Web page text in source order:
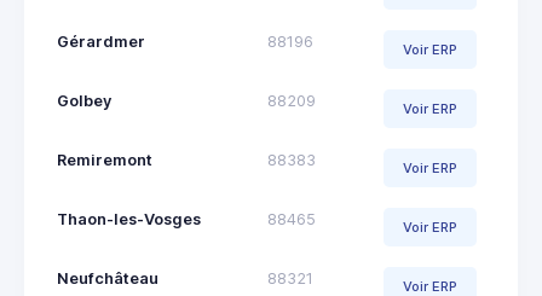
Gérardmer 88196 Voir ERP
Golbey 88209 Voir ERP
Remiremont 88383 Voir ERP
Thaon-les-Vosges 88465 Voir ERP
Neufchâteau 88321 Voir ERP